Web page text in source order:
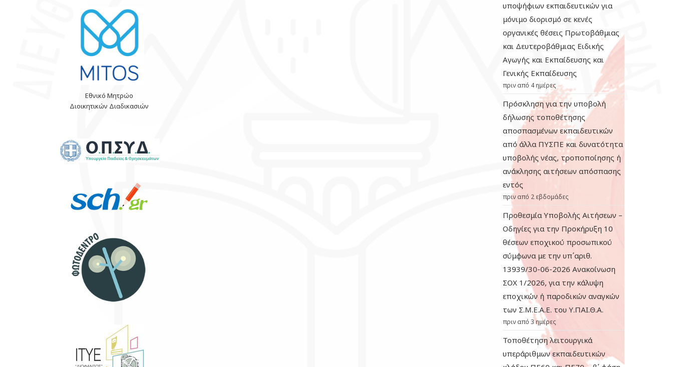
Εθνικό Μητρώο
Διοικητικών Διαδικασιών
υποψήφιων εκπαιδευτικών για
μόνιμο διορισμό σε κενές
οργανικές θέσεις Πρωτοβάθμιας
και Δευτεροβάθμιας Ειδικής
Αγωγής και Εκπαίδευσης και
Γενικής Εκπαίδευσης
πριν από 4 ημέρες
Πρόσκληση για την υποβολή
δήλωσης τοποθέτησης
αποσπασμένων εκπαιδευτικών
από άλλα ΠΥΣΠΕ και δυνατότητα
υποβολής νέας, τροποποίησης ή
ανάκλησης αιτήσεων απόσπασης
εντός
πριν από 2 εβδομάδες
Προθεσμία Υποβολής Αιτήσεων –
Οδηγίες για την Προκήρυξη 10
θέσεων εποχικού προσωπικού
σύμφωνα με την υπ΄αριθ.
13939/30-06-2026 Ανακοίνωση
ΣΟΧ 1/2026, για την κάλυψη
εποχικών ή παροδικών αναγκών
των Σ.Μ.Ε.Α.Ε. του Υ.ΠΑΙ.Θ.Α.
πριν από 3 ημέρες
Τοποθέτηση λειτουργικά
υπεράριθμων εκπαιδευτικών